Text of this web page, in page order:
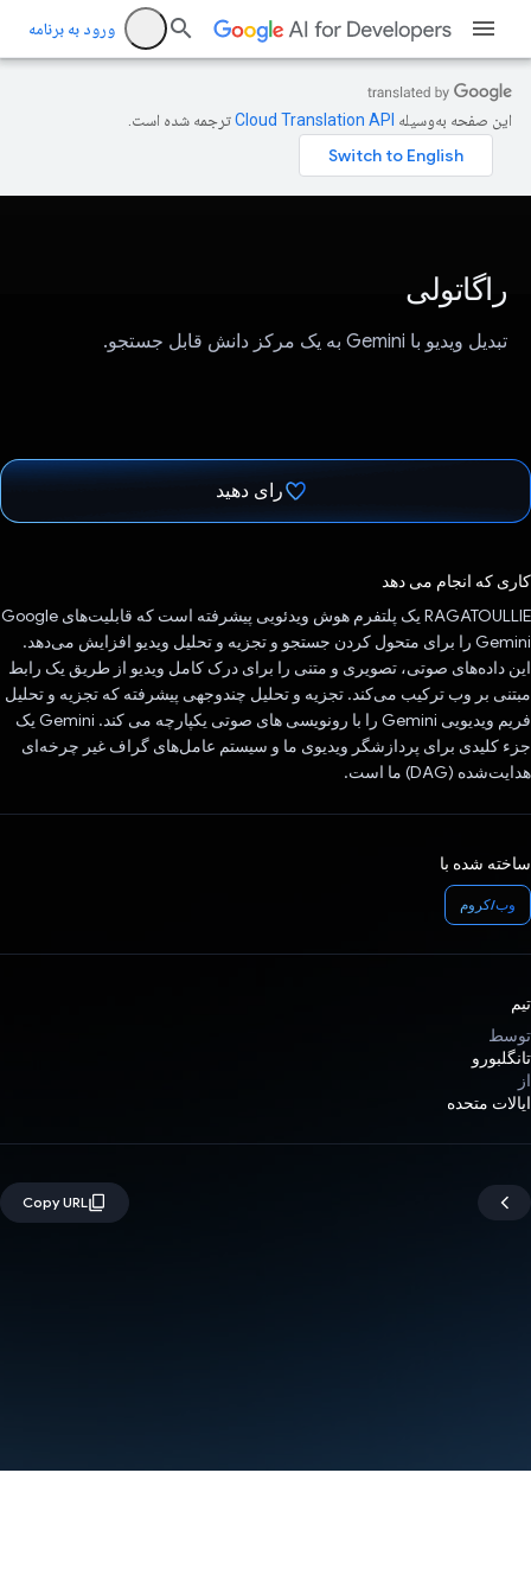
ورود به برنامه
این صفحه به‌وسیله ترجمه شده است.
راگاتولی
تبدیل ویدیو با Gemini به یک مرکز دانش قابل جستجو.
رای دهید
کاری که انجام می دهد
RAGATOULLIE یک پلتفرم هوش ویدئویی پیشرفته است که قابلیت‌های Google
Gemini را برای متحول کردن جستجو و تجزیه و تحلیل ویدیو افزایش می‌دهد.
این داده‌های صوتی، تصویری و متنی را برای درک کامل ویدیو از طریق یک رابط
مبتنی بر وب ترکیب می‌کند. تجزیه و تحلیل چندوجهی پیشرفته که تجزیه و تحلیل
فریم ویدیویی Gemini را با رونویسی های صوتی یکپارچه می کند. Gemini یک
جزء کلیدی برای پردازشگر ویدیوی ما و سیستم عامل‌های گراف غیر چرخه‌ای
هدایت‌شده (DAG) ما است.
ساخته شده با
وب/کروم
تیم
توسط
تانگلبورو
از
ایالات متحده